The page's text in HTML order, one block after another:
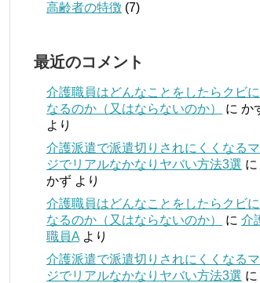
高齢者の特徴 (7)
最近のコメント
介護職員はどんなことをしたらクビに
なるのか（又はならないのか）
に か
より
介護派遣で派遣切りされにくくなるマ
ジでリアルなかなりヤバい方法3選 に
かず より
介護職員はどんなことをしたらクビに
なるのか（又はならないのか）
に 介
職員A より
介護派遣で派遣切りされにくくなるマ
ジでリアルなかなりヤバい方法3選 に